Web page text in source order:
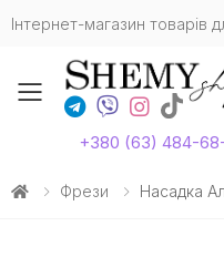
Інтернет-магазин товарів
Toggle
+380 (63) 484-68-
Фрези Насадка